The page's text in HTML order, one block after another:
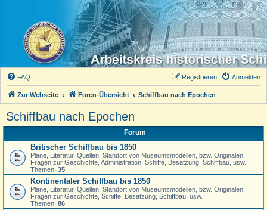
FAQ Anmelden
Registrieren
Zur Webseite Foren-Übersicht Schiffbau nach Epochen
Schiffbau nach Epochen
Forum
Britischer Schiffbau bis 1850
Pläne, Literatur, Quellen, Standort von Museumsmodellen, bzw. Originalen,
Fragen zur Geschichte, Administration, Schiffe, Besatzung, Schiffbau, usw.
Themen: 35
Kontinentaler Schiffbau bis 1850
Pläne, Literatur, Quellen, Standort von Museumsmodellen, bzw. Originalen,
Fragen zur Geschichte, Schiffe, Besatzung, Schiffbau, usw.
Themen: 86